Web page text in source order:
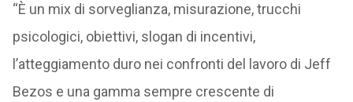
“È un mix di sorveglianza, misurazione, trucchi
psicologici, obiettivi, slogan di incentivi,
l’atteggiamento duro nei confronti del lavoro di Jeff
Bezos e una gamma sempre crescente di